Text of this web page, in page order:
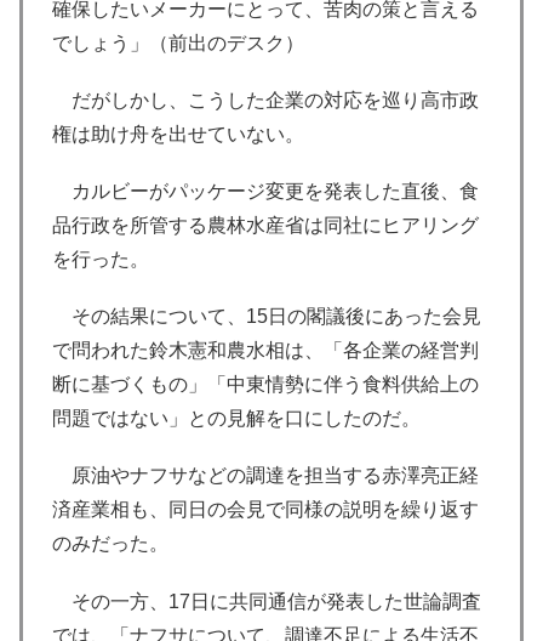
確保したいメーカーにとって、苦肉の策と言える
でしょう」（前出のデスク）
だがしかし、こうした企業の対応を巡り高市政
権は助け舟を出せていない。
カルビーがパッケージ変更を発表した直後、食
品行政を所管する農林水産省は同社にヒアリング
を行った。
その結果について、15日の閣議後にあった会見
で問われた鈴木憲和農水相は、「各企業の経営判
断に基づくもの」「中東情勢に伴う食料供給上の
問題ではない」との見解を口にしたのだ。
原油やナフサなどの調達を担当する赤澤亮正経
済産業相も、同日の会見で同様の説明を繰り返す
のみだった。
その一方、17日に共同通信が発表した世論調査
では、「ナフサについて、調達不足による生活不